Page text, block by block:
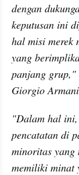
dengan
keputusan ini
hal misi merek
yang
panjang grup,"
Giorgio
"Dalam hal
pencatatan di
minoritas yang
memiliki minat